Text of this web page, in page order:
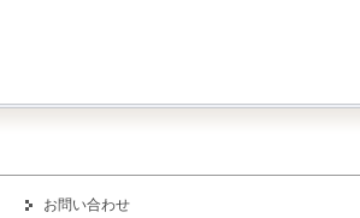
お問い合わせ